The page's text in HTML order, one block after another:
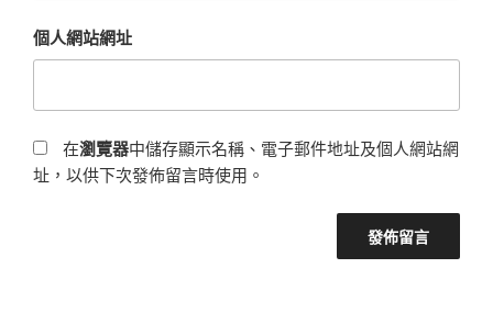
個人網站網址
在瀏覽器中儲存顯示名稱、電子郵件地址及個人網站網
址，以供下次發佈留言時使用。